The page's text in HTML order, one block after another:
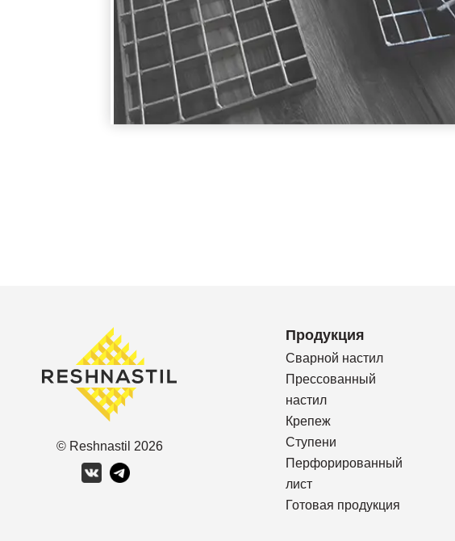
© Reshnastil 2026
Продукция
Сварной настил
Прессованный
настил
Крепеж
Ступени
Перфорированный
лист
Готовая продукция